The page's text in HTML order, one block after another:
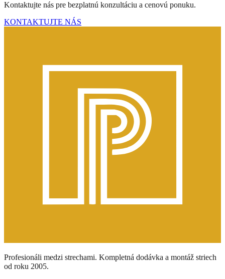
Kontaktujte nás pre bezplatnú konzultáciu a cenovú ponuku.
KONTAKTUJTE NÁS
Profesionáli medzi strechami. Kompletná dodávka a montáž striech
od roku 2005.